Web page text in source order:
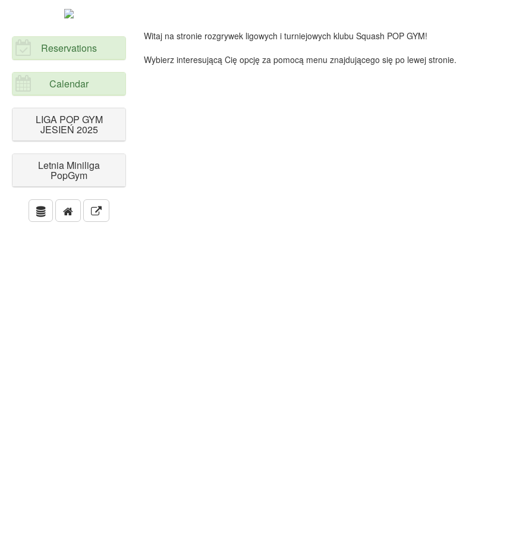
Reservations
Calendar
LIGA POP GYM
JESIEŃ 2025
Letnia Miniliga
PopGym
Witaj na stronie rozgrywek ligowych i turniejowych klubu Squash POP GYM!
Wybierz interesującą Cię opcję za pomocą menu znajdującego się po lewej stronie.